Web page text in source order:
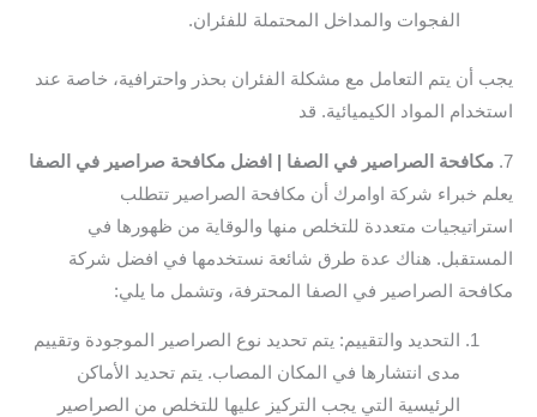
الفجوات والمداخل المحتملة للفئران.
يجب أن يتم التعامل مع مشكلة الفئران بحذر واحترافية، خاصة عند
استخدام المواد الكيميائية. قد
7. مكافحة الصراصير في الصفا | افضل مكافحة صراصير في الصفا
يعلم خبراء شركة اوامرك أن مكافحة الصراصير تتطلب
استراتيجيات متعددة للتخلص منها والوقاية من ظهورها في
المستقبل. هناك عدة طرق شائعة نستخدمها في افضل شركة
مكافحة الصراصير في الصفا المحترفة، وتشمل ما يلي:
التحديد والتقييم: يتم تحديد نوع الصراصير الموجودة وتقييم
مدى انتشارها في المكان المصاب. يتم تحديد الأماكن
الرئيسية التي يجب التركيز عليها للتخلص من الصراصير